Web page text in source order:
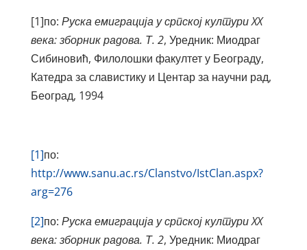
[1]по: Руска емиграција у српској културиXX
века: зборник радова. Т. 2, Уредник: Миодраг
Сибиновић, Филолошки факултет у Београду,
Катедра за славистику и Центар за научни рад,
Београд, 1994
[1]по:
http://www.sanu.ac.rs/Clanstvo/IstClan.aspx?
arg=276
[2]по: Руска емиграција у српској културиXX
века: зборник радова. Т. 2, Уредник: Миодраг